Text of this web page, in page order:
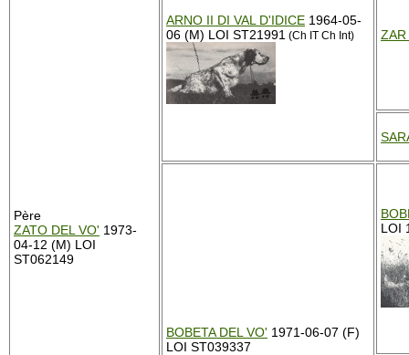
Père
ZATO DEL VO' 1973-
04-12 (M) LOI
ST062149
ARNO II DI VAL D'IDICE 1964-05-
06 (M) LOI ST21991 (Ch IT Ch Int) ZAR
BOBETA DEL VO' 1971-06-07 (F)
LOI ST039337
LOI